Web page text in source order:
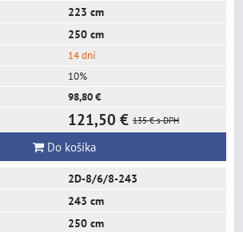
223 cm
250 cm
14 dní
10%
98,80 €
121,50 € 135 € s DPH
Do košíka
2D-8/6/8-243
243 cm
250 cm